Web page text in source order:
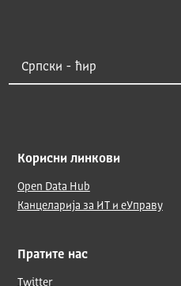
Корисни линкови
Open Data Hub
Канцеларија за ИТ и еУправу
Пратите нас
Twitter